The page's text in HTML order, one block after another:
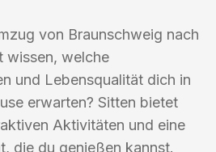
von Braunschweig nach
wissen, welche
und Lebensqualität dich in
erwarten? Sitten bietet
Aktivitäten und eine
die du genießen kannst.